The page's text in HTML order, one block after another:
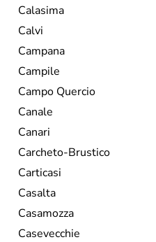
Calasima
Calvi
Campana
Campile
Campo Quercio
Canale
Canari
Carcheto-Brustico
Carticasi
Casalta
Casamozza
Casevecchie